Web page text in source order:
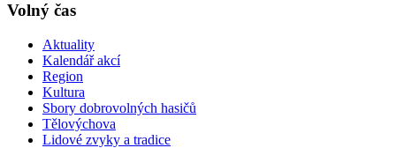
Volný čas
Aktuality
Kalendář akcí
Region
Kultura
Sbory dobrovolných hasičů
Tělovýchova
Lidové zvyky a tradice